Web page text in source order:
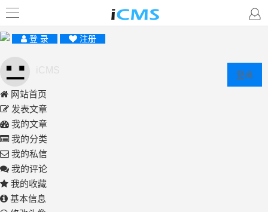
登 录 注册
登出
网站首页
发表文章
我的文章
我的分类
我的私信
我的评论
我的收藏
基本信息